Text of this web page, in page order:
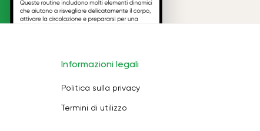
Informazioni legali
Politica sulla privacy
Termini di utilizzo